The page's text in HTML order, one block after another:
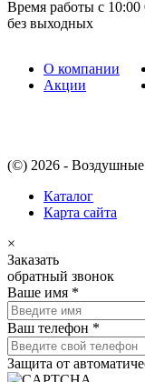
Время работы с 10:00
без выходных
О компании
Акции
(©) 2026 -
Каталог
Карта сайта
×
Заказать
обратный звонок
Ваше имя *
Ваш телефон *
Защита от